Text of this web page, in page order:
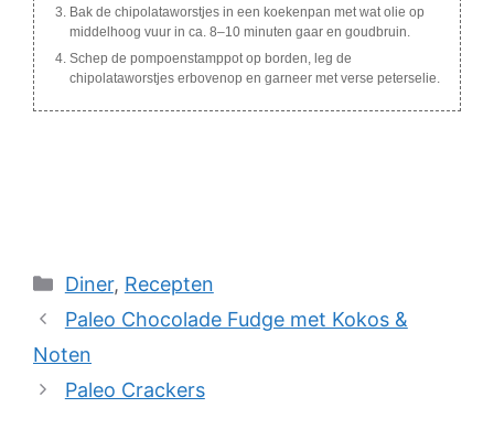
Bak de chipolataworstjes in een koekenpan met wat olie op
middelhoog vuur in ca. 8–10 minuten gaar en goudbruin.
Schep de pompoenstamppot op borden, leg de
chipolataworstjes erbovenop en garneer met verse peterselie.
Categories
Diner, Recepten
Paleo Chocolade Fudge met Kokos &
Noten
Paleo Crackers